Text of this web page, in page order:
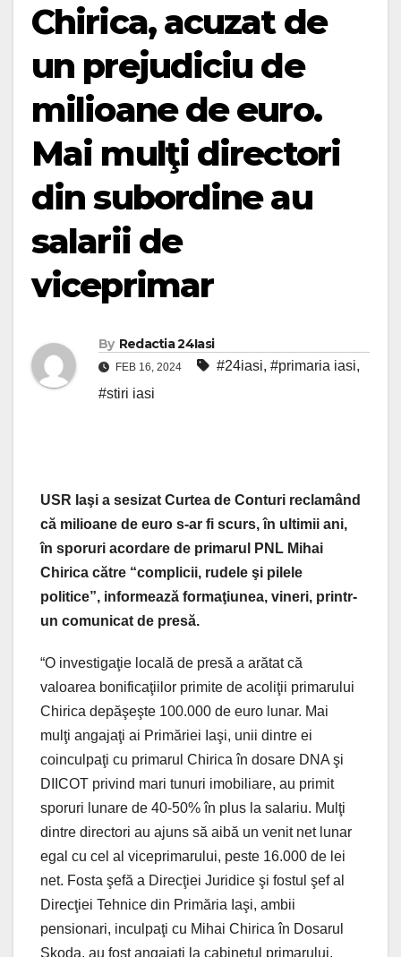
Chirica, acuzat de
un prejudiciu de
milioane de euro.
Mai mulţi directori
din subordine au
salarii de
viceprimar
By Redactia 24Iasi
FEB 16, 2024 #24iasi, #primaria iasi,
#stiri iasi
USR Iaşi a sesizat Curtea de Conturi reclamând
că milioane de euro s-ar fi scurs, în ultimii ani,
în sporuri acordare de primarul PNL Mihai
Chirica către “complicii, rudele şi pilele
politice”, informează formaţiunea, vineri, printr-
un comunicat de presă.
“O investigaţie locală de presă a arătat că
valoarea bonificaţiilor primite de acoliţii primarului
Chirica depăşeşte 100.000 de euro lunar. Mai
mulţi angajaţi ai Primăriei Iaşi, unii dintre ei
coinculpaţi cu primarul Chirica în dosare DNA şi
DIICOT privind mari tunuri imobiliare, au primit
sporuri lunare de 40-50% în plus la salariu. Mulţi
dintre directori au ajuns să aibă un venit net lunar
egal cu cel al viceprimarului, peste 16.000 de lei
net. Fosta şefă a Direcţiei Juridice şi fostul şef al
Direcţiei Tehnice din Primăria Iaşi, ambii
pensionari, inculpaţi cu Mihai Chirica în Dosarul
Skoda, au fost angajaţi la cabinetul primarului,